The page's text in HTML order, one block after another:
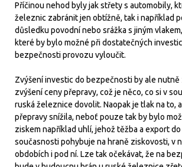
Příčinou nehod byly jak střety s automobily,
železnic zabránit jen obtížně, tak i například
důsledku povodní nebo srážka s jiným
které by bylo možné při dostatečných
bezpečnosti provozu vyloučit.
Zvýšení investic do bezpečnosti by ale nutně
zvýšení ceny přepravy, což je něco, co si v
ruská železnice dovolit. Naopak je tlak na to,
přepravy snížila, neboť pouze tak by bylo
ziskem například uhlí, jehož těžba a export do
současnosti pohybuje na hraně ziskovosti, v
obdobích i pod ní. Lze tak očekávat, že na